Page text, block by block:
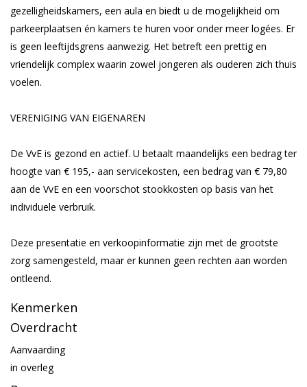
gezelligheidskamers, een aula en biedt u de mogelijkheid om
parkeerplaatsen én kamers te huren voor onder meer logées. Er
is geen leeftijdsgrens aanwezig. Het betreft een prettig en
vriendelijk complex waarin zowel jongeren als ouderen zich thuis
voelen.
VERENIGING VAN EIGENAREN
De VvE is gezond en actief. U betaalt maandelijks een bedrag ter
hoogte van € 195,- aan servicekosten, een bedrag van € 79,80
aan de VvE en een voorschot stookkosten op basis van het
individuele verbruik.
Deze presentatie en verkoopinformatie zijn met de grootste
zorg samengesteld, maar er kunnen geen rechten aan worden
ontleend.
Kenmerken
Overdracht
Aanvaarding
in overleg